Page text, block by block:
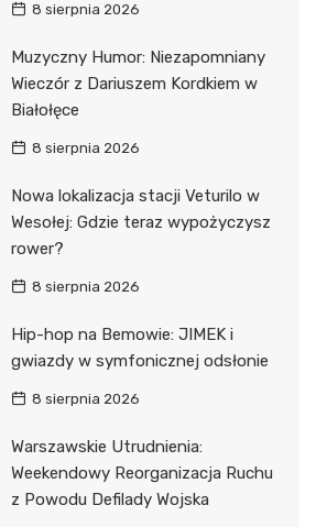
8 sierpnia 2026
Muzyczny Humor: Niezapomniany
Wieczór z Dariuszem Kordkiem w
Białołęce
8 sierpnia 2026
Nowa lokalizacja stacji Veturilo w
Wesołej: Gdzie teraz wypożyczysz
rower?
8 sierpnia 2026
Hip-hop na Bemowie: JIMEK i
gwiazdy w symfonicznej odsłonie
8 sierpnia 2026
Warszawskie Utrudnienia:
Weekendowy Reorganizacja Ruchu
z Powodu Defilady Wojska